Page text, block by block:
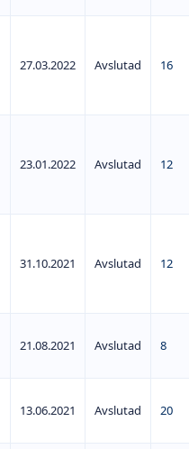
27.03.2022 Avslutad 16
23.01.2022 Avslutad 12
31.10.2021 Avslutad 12
21.08.2021 Avslutad 8
13.06.2021 Avslutad 20